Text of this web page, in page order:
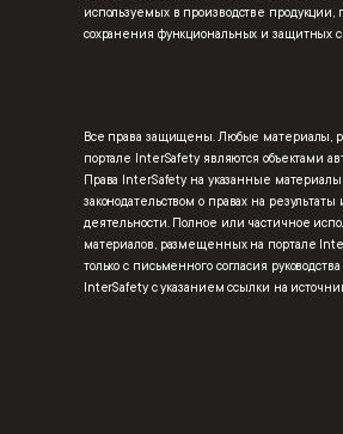
используемых в производстве продукции,
сохранения функциональных и защитных
Все права защищены. Любые материалы,
портале InterSafety являются объектами
Права InterSafety на указанные материалы
законодательством о правах на
деятельности. Полное или частичное
материалов, размещенных на портале
только с письменного согласия
InterSafety с указанием ссылки на